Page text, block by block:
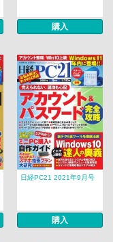
購入
日経PC21 2021年9月号
購入